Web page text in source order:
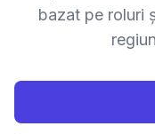
bazat pe roluri